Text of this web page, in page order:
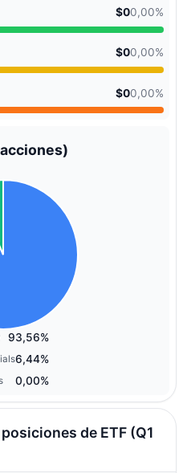
$00,00%
$00,00%
$00,00%
93,56%
6,44%
0,00%
de ETF (Q1